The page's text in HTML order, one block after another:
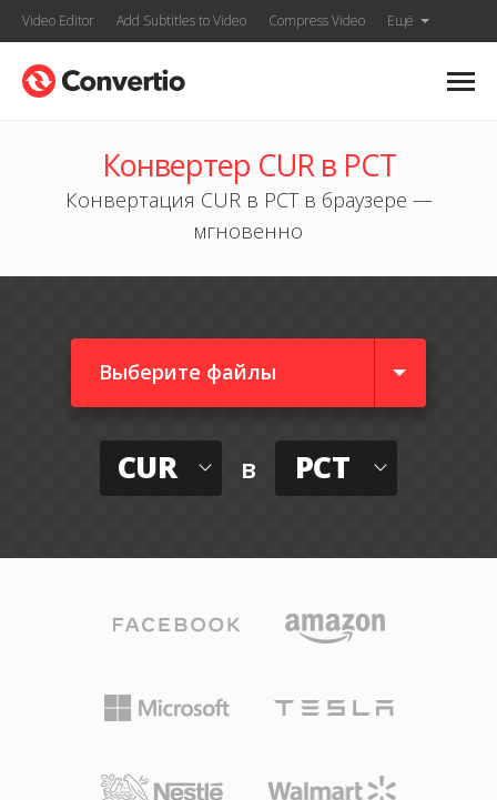
Video Editor Add Subtitles to Video Compress Video Ещё
Конвертер CUR в PCT
Конвертация CUR в PCT в браузере —
мгновенно
Выберите файлы
CUR в PCT